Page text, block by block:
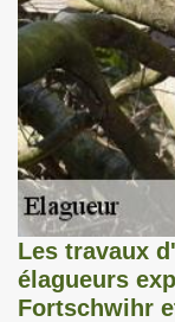
Les travaux
élagueurs
Fortschwihr